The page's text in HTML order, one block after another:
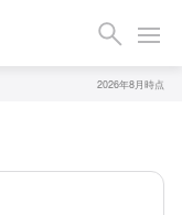
2026年8月時点